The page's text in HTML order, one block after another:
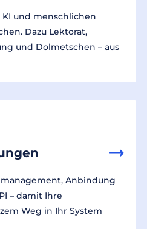
und menschlichen
Dazu Lektorat,
und Dolmetschen – aus
Anbindung
– damit Ihre
Weg in Ihr System